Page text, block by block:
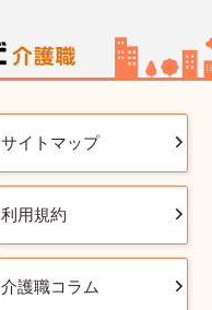
サイトマップ
利用規約
介護職コラム